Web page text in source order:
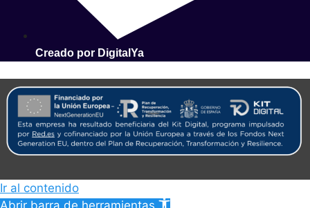
Creado por DigitalYa
Ir al contenido
Abrir barra de herramientas